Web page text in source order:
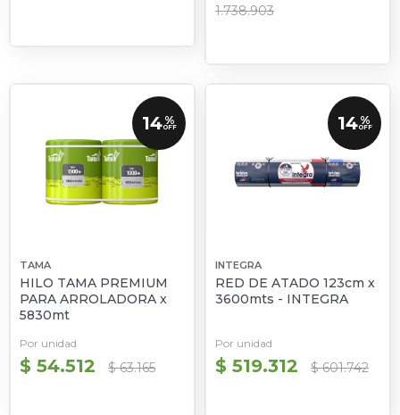
1.738.903
14 %
OFF
TAMA
HILO TAMA PREMIUM
PARA ARROLADORA x
5830mt
Por unidad
$ 54.512 $ 63.165
14 %
OFF
INTEGRA
RED DE ATADO 123cm x
3600mts - INTEGRA
Por unidad
$ 519.312 $ 601.742